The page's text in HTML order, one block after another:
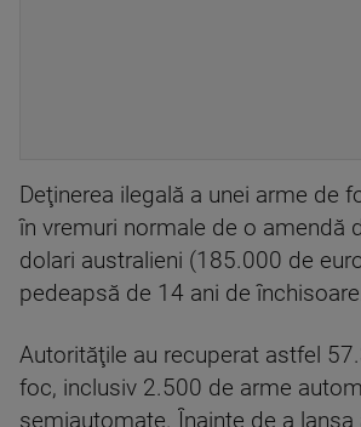
Deţinerea ilegală a unei arme de
în vremuri normale de o amendă
dolari australieni (185.000 de
pedeapsă de 14 ani de
Autorităţile au recuperat astfel
foc, inclusiv 2.500 de arme
semiautomate. Înainte de a lansa